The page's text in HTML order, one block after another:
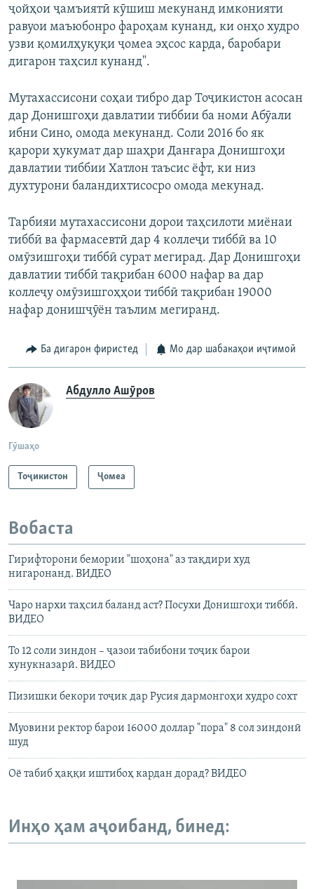
ҷойҳои ҷамъиятӣ кӯшиш мекунанд имконияти
равуои маъюбонро фароҳам кунанд, ки онҳо худро
узви қомилҳуқуқи ҷомеа эҳсос карда, баробари
дигарон таҳсил кунанд".
Мутахассисони соҳаи тибро дар Тоҷикистон асосан
дар Донишгоҳи давлатии тиббии ба номи Абӯали
ибни Сино, омода мекунанд. Соли 2016 бо як
қарори ҳукумат дар шаҳри Данғара Донишгоҳи
давлатии тиббии Хатлон таъсис ёфт, ки низ
духтурони баландихтисосро омода мекунад.
Тарбияи мутахассисони дорои таҳсилоти миёнаи
тиббӣ ва фармасевтӣ дар 4 коллеҷи тиббӣ ва 10
омӯзишгоҳи тиббӣ сурат мегирад. Дар Донишгоҳи
давлатии тиббӣ тақрибан 6000 нафар ва дар
коллеҷу омӯзишгоҳҳои тиббӣ тақрибан 19000
нафар донишҷӯён таълим мегиранд.
Ба дигарон фиристед Мо дар шабакаҳои иҷтимоӣ
Абдулло Ашӯров
Гӯшаҳо
Тоҷикистон Ҷомeа
Вобаста
Гирифторони бемории "шоҳона" аз тақдири худ
нигаронанд. ВИДЕО
Чаро нархи таҳсил баланд аст? Посухи Донишгоҳи тиббӣ.
ВИДЕО
То 12 соли зиндон – ҷазои табибони тоҷик барои
хунукназарӣ. ВИДЕО
Пизишки бекори тоҷик дар Русия дармонгоҳи худро сохт
Муовини ректор барои 16000 доллар "пора" 8 сол зиндонӣ
шуд
Оё табиб ҳаққи иштибоҳ кардан дорад? ВИДЕО
Инҳо ҳам аҷоибанд, бинед: